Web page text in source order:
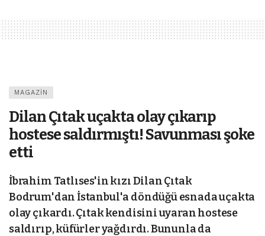
MAGAZIN
Dilan Çıtak uçakta olay çıkarıp
hostese saldırmıştı! Savunması şoke
etti
İbrahim Tatlıses'in kızı Dilan Çıtak
Bodrum'dan İstanbul'a döndüğü esnada uçakta
olay çıkardı. Çıtak kendisini uyaran hostese
saldırıp, küfürler yağdırdı. Bununla da